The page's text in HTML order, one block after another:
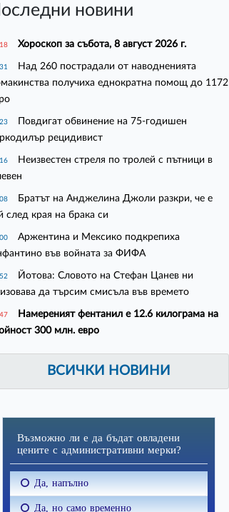
новини
Хороскоп за събота, 8 август 2026 г.
Над 260 пострадали от наводненията
получиха еднократна помощ до 1172
Повдигат обвинение на 75-годишен
рецидивист
Неизвестен стреля по тролей с пътници в
Братът на Анджелина Джоли разкри, че е
след края на брака си
Аржентина и Мексико подкрепиха
във войната за ФИФА
Йотова: Словото на Стефан Цанев ни
да търсим смисъла във времето
Намереният фентанил е 12.6 килограма на
300 млн. евро
ВСИЧКИ НОВИНИ